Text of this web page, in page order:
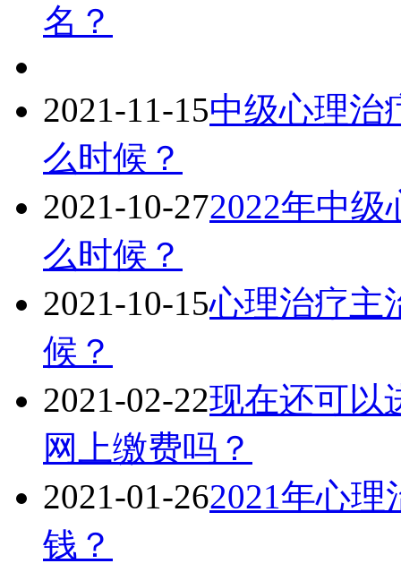
名？
2021-11-15中级心理治
么时候？
2021-10-272022年中
么时候？
2021-10-15心理治疗主
候？
2021-02-22现在还可以
网上缴费吗？
2021-01-262021年心
钱？